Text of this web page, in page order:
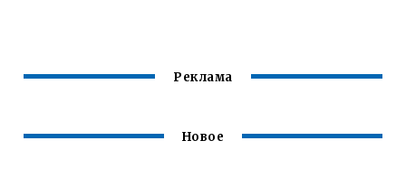
Реклама
Новое